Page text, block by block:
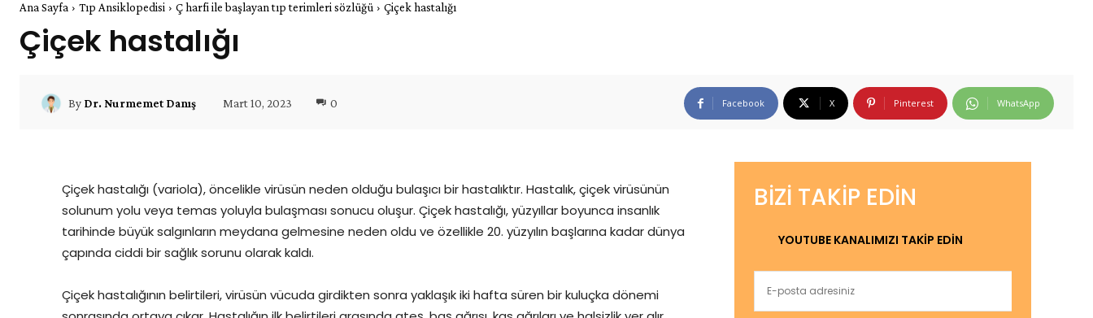
Ana Sayfa Tıp Ansiklopedisi Ç harfi ile başlayan tıp terimleri sözlüğü Çiçek hastalığı
Çiçek hastalığı
By Dr. Nurmemet Danış Mart 10, 2023 0 Facebook X Pinterest WhatsApp
Çiçek hastalığı (variola), öncelikle virüsün neden olduğu bulaşıcı bir hastalıktır. Hastalık, çiçek virüsünün
solunum yolu veya temas yoluyla bulaşması sonucu oluşur. Çiçek hastalığı, yüzyıllar boyunca insanlık
tarihinde büyük salgınların meydana gelmesine neden oldu ve özellikle 20. yüzyılın başlarına kadar dünya
çapında ciddi bir sağlık sorunu olarak kaldı.
Çiçek hastalığının belirtileri, virüsün vücuda girdikten sonra yaklaşık iki hafta süren bir kuluçka dönemi
BIZI TAKIP EDIN
YOUTUBE KANALIMIZI TAKİP EDİN